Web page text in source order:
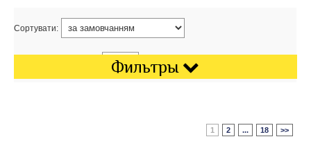
Фильтры
Сортувати:
1 2 ... 18 >>